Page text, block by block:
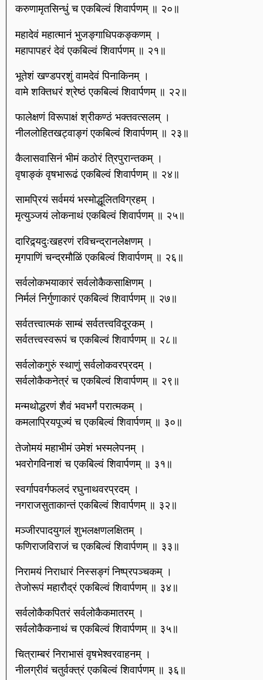
करुणामृतसिन्धुं च एकबिल्वं शिवार्पणम् ॥ २०॥
महादेवं महात्मानं भुजङ्गाधिपकङ्कणम् ।
महापापहरं देवं एकबिल्वं शिवार्पणम् ॥ २१॥
भूतेशं खण्डपरशुं वामदेवं पिनाकिनम् ।
वामे शक्तिधरं श्रेष्ठं एकबिल्वं शिवार्पणम् ॥ २२॥
फालेक्षणं विरूपाक्षं श्रीकण्ठं भक्तवत्सलम् ।
नीललोहितखट्वाङ्गं एकबिल्वं शिवार्पणम् ॥ २३॥
कैलासवासिनं भीमं कठोरं त्रिपुरान्तकम् ।
वृषाङ्कं वृषभारूढं एकबिल्वं शिवार्पणम् ॥ २४॥
सामप्रियं सर्वमयं भस्मोद्धूलितविग्रहम् ।
मृत्युञ्जयं लोकनाथं एकबिल्वं शिवार्पणम् ॥ २५॥
दारिद्र्यदुःखहरणं रविचन्द्रानलेक्षणम् ।
मृगपाणिं चन्द्रमौळिं एकबिल्वं शिवार्पणम् ॥ २६॥
सर्वलोकभयाकारं सर्वलोकैकसाक्षिणम् ।
निर्मलं निर्गुणाकारं एकबिल्वं शिवार्पणम् ॥ २७॥
सर्वतत्त्वात्मकं साम्बं सर्वतत्त्वविदूरकम् ।
सर्वतत्त्वस्वरूपं च एकबिल्वं शिवार्पणम् ॥ २८॥
सर्वलोकगुरुं स्थाणुं सर्वलोकवरप्रदम् ।
सर्वलोकैकनेत्रं च एकबिल्वं शिवार्पणम् ॥ २९॥
मन्मथोद्धरणं शैवं भवभर्गं परात्मकम् ।
कमलाप्रियपूज्यं च एकबिल्वं शिवार्पणम् ॥ ३०॥
तेजोमयं महाभीमं उमेशं भस्मलेपनम् ।
भवरोगविनाशं च एकबिल्वं शिवार्पणम् ॥ ३१॥
स्वर्गापवर्गफलदं रघुनाथवरप्रदम् ।
नगराजसुताकान्तं एकबिल्वं शिवार्पणम् ॥ ३२॥
मञ्जीरपादयुगलं शुभलक्षणलक्षितम् ।
फणिराजविराजं च एकबिल्वं शिवार्पणम् ॥ ३३॥
निरामयं निराधारं निस्सङ्गं निष्प्रपञ्चकम् ।
तेजोरूपं महारौद्रं एकबिल्वं शिवार्पणम् ॥ ३४॥
सर्वलोकैकपितरं सर्वलोकैकमातरम् ।
सर्वलोकैकनाथं च एकबिल्वं शिवार्पणम् ॥ ३५॥
चित्राम्बरं निराभासं वृषभेश्वरवाहनम् ।
नीलग्रीवं चतुर्वक्त्रं एकबिल्वं शिवार्पणम् ॥ ३६॥